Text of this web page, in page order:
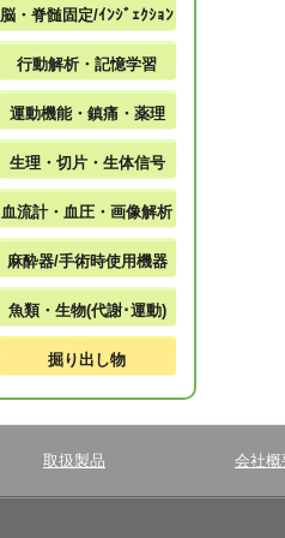
脳・脊髄固定/ｲﾝｼﾞｪｸｼｮﾝ
行動解析・記憶学習
運動機能・鎮痛・薬理
生理・切片・生体信号
血流計・血圧・画像解析
麻酔器/手術時使用機器
魚類・生物(代謝･運動)
掘り出し物
取扱製品 会社概